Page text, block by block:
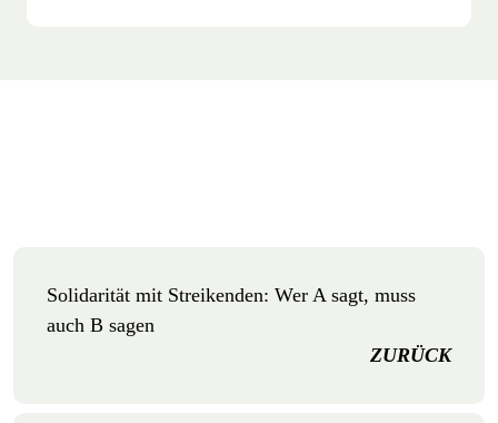
Solidarität mit Streikenden: Wer A sagt, muss
auch B sagen
ZURÜCK